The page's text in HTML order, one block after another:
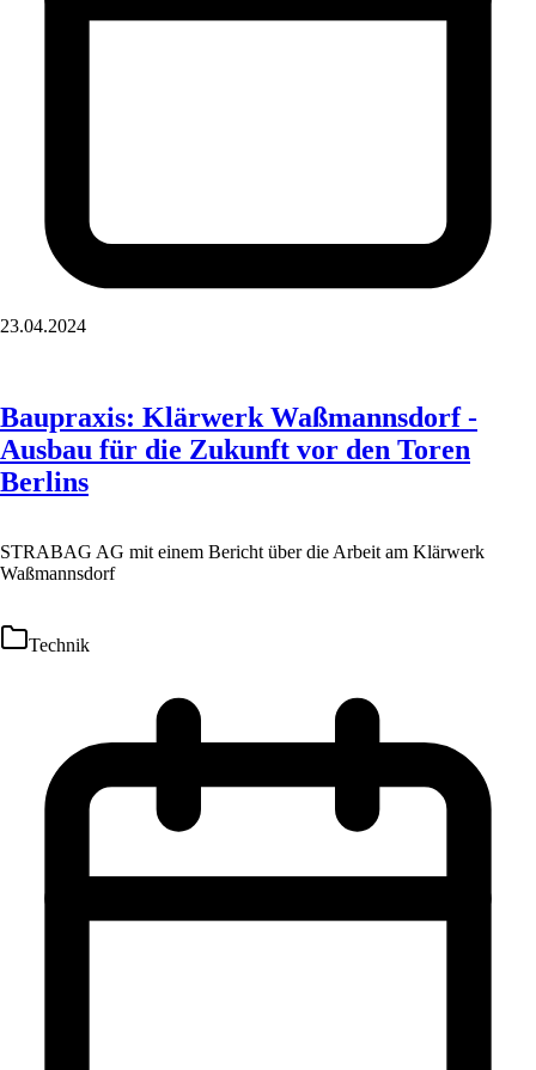
23.04.2024
Baupraxis: Klärwerk Waßmannsdorf -
Ausbau für die Zukunft vor den Toren
Berlins
STRABAG AG mit einem Bericht über die Arbeit am Klärwerk
Waßmannsdorf
Technik